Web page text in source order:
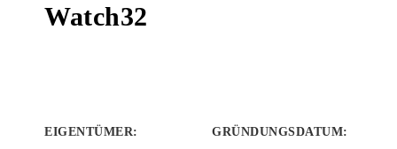
Watch32
EIGENTÜMER: GRÜNDUNGSDATUM: